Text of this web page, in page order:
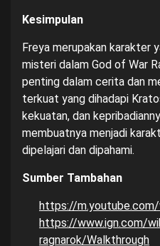
Kesimpulan
Freya merupakan karakter
misteri dalam God of War
penting dalam cerita dan
terkuat yang dihadapi
kekuatan, dan
membuatnya menjadi
dipelajari dan dipahami.
Sumber Tambahan
https://
https://www.ign.com/
ragnarok/Walkthrough